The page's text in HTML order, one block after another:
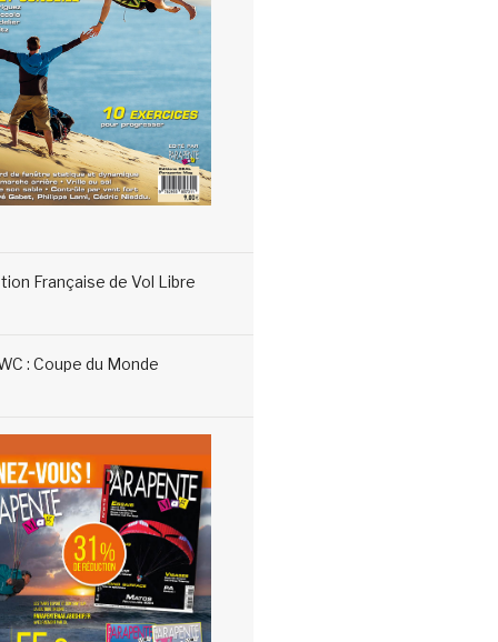
Française de Vol Libre
: Coupe du Monde